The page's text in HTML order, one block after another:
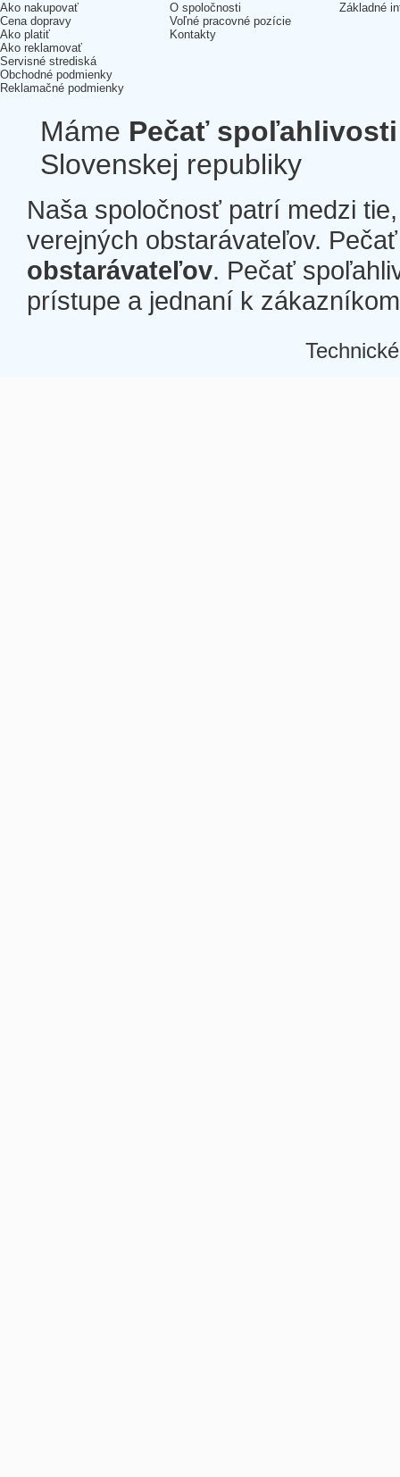
Ako nakupovať
Cena dopravy
Ako platiť
Ako reklamovať
Servisné strediská
Obchodné podmienky
Reklamačné podmienky
O spoločnosti
Voľné pracovné pozície
Kontakty
Základné
Máme Pečať spoľahlivosti
Slovenskej republiky
Naša spoločnosť patrí medzi
verejných obstarávateľov.
obstarávateľov. Pečať
prístupe a jednaní k